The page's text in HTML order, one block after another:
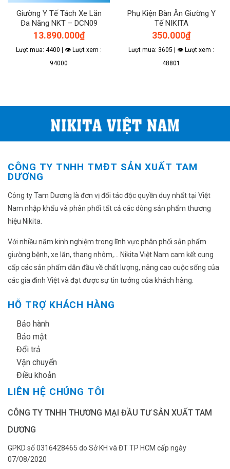
Giường Y Tế Tách Xe Lăn
Đa Năng NKT – DCN09
13.890.000₫
Lượt mua: 4400 | 👁 Lượt xem :
94000
Phụ Kiện Bàn Ăn Giường Y
Tế NIKITA
350.000₫
Lượt mua: 3605 | 👁 Lượt xem :
48801
CÔNG TY TNHH TMĐT SẢN XUẤT TAM
DƯƠNG
Công ty Tam Dương là đơn vị đối tác độc quyền duy nhất tại Việt
Nam nhập khẩu và phân phối tất cả các dòng sản phẩm thương
hiệu Nikita.
Với nhiều năm kinh nghiệm trong lĩnh vực phân phối sản phẩm
giường bệnh, xe lăn, thang nhôm,... Nikita Việt Nam cam kết cung
cấp các sản phẩm dẫn đầu về chất lượng, nâng cao cuộc sống của
các gia đình Việt và đạt được sự tin tưởng của khách hàng.
HỖ TRỢ KHÁCH HÀNG
Bảo hành
Bảo mật
Đổi trả
Vận chuyển
Điều khoản
LIÊN HỆ CHÚNG TÔI
CÔNG TY TNHH THƯƠNG MẠI ĐẦU TƯ SẢN XUẤT TAM
DƯƠNG
GPKD số 0316428465 do Sở KH và ĐT TP HCM cấp ngày
07/08/2020